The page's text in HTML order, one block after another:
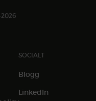
SOCIALT
Blogg
LinkedIn